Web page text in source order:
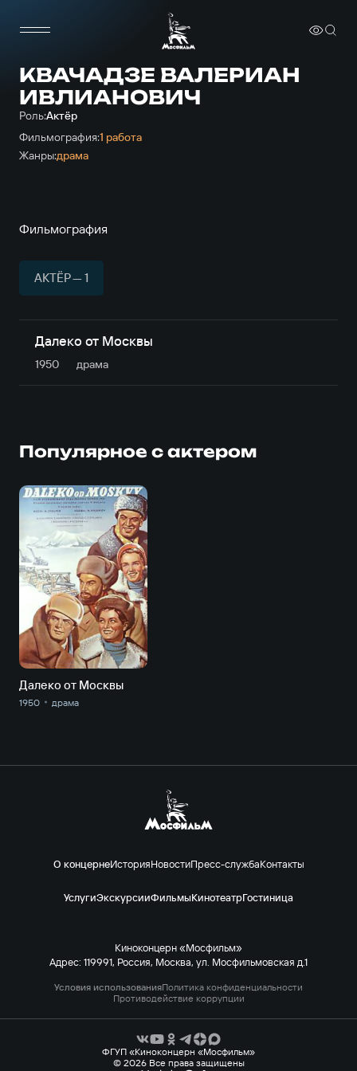
КВАЧАДЗЕ ВАЛЕРИАН
ИВЛИАНОВИЧ
Роль:Актёр
Фильмография:1 работа
Жанры:драма
Фильмография
АКТЁР — 1
Далеко от Москвы
1950 драма
Популярное с актером
Далеко от Москвы
1950 драма
О концернеИсторияНовостиПресс-службаКонтакты
УслугиЭкскурсииФильмыКинотеатрГостиница
Киноконцерн «Мосфильм»
Адрес: 119991, Россия, Москва, ул. Мосфильмовская д.1
Условия использованияПолитика конфиденциальности
Противодействие коррупции
ФГУП «Киноконцерн «Мосфильм»
© 2026 Все права защищены